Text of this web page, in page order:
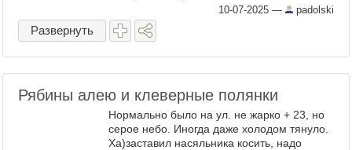
будущем. "РАДИОСТАНЦИЯ PADOLSKI" -
НАЖМИ И СЛУШАЙ!!! ...
10-07-2025 — padolski
Развернуть
Рябины алею и клеверные полянки
Нормально было на ул. не жарко + 23, но
серое небо. Иногда даже холодом тянуло.
Ха)заставил насяльника косить, надо